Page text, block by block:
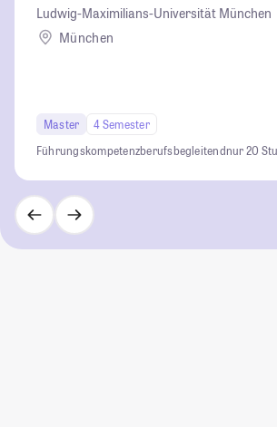
Ludwig-Maximilians-Universität München
München
Master
4 Semester
Führungskompetenzberufsbegleitendnur 20